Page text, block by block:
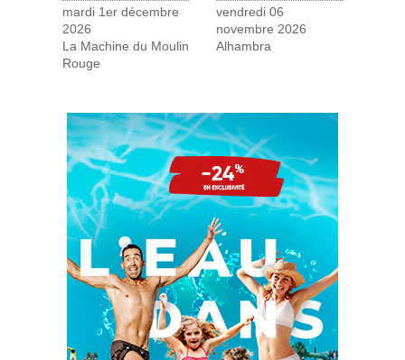
mardi 1er décembre
2026
La Machine du Moulin
Rouge
vendredi 06
novembre 2026
Alhambra